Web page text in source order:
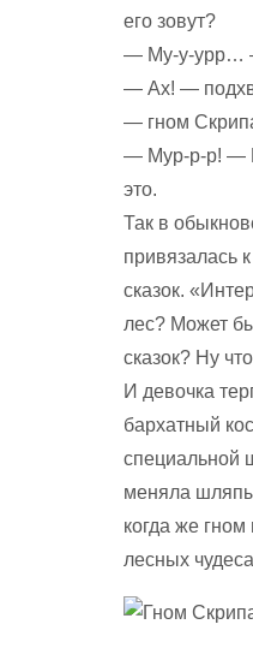
его зовут?
— Му-у-урр…
— Ах! —
— гном
— Мур-р-р! —
это.
Так в
привязалась
сказок.
лес? Может
сказок? Ну
И девочка
бархатный
специальной
меняла шляпы
когда же
лесных